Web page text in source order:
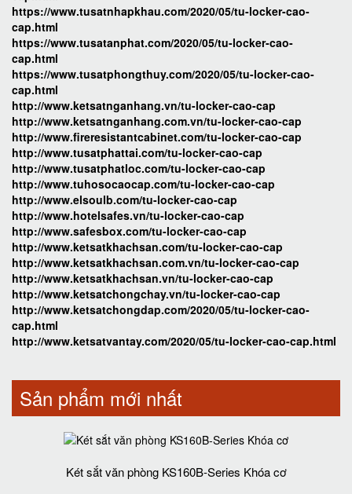
https://www.tusatnhapkhau.com/2020/05/tu-locker-cao-
cap.html
https://www.tusatanphat.com/2020/05/tu-locker-cao-
cap.html
https://www.tusatphongthuy.com/2020/05/tu-locker-cao-
cap.html
http://www.ketsatnganhang.vn/tu-locker-cao-cap
http://www.ketsatnganhang.com.vn/tu-locker-cao-cap
http://www.fireresistantcabinet.com/tu-locker-cao-cap
http://www.tusatphattai.com/tu-locker-cao-cap
http://www.tusatphatloc.com/tu-locker-cao-cap
http://www.tuhosocaocap.com/tu-locker-cao-cap
http://www.elsoulb.com/tu-locker-cao-cap
http://www.hotelsafes.vn/tu-locker-cao-cap
http://www.safesbox.com/tu-locker-cao-cap
http://www.ketsatkhachsan.com/tu-locker-cao-cap
http://www.ketsatkhachsan.com.vn/tu-locker-cao-cap
http://www.ketsatkhachsan.vn/tu-locker-cao-cap
http://www.ketsatchongchay.vn/tu-locker-cao-cap
http://www.ketsatchongdap.com/2020/05/tu-locker-cao-
cap.html
http://www.ketsatvantay.com/2020/05/tu-locker-cao-cap.html
Sản phẩm mới nhất
Két sắt văn phòng KS160B-Series Khóa cơ